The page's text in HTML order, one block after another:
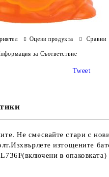
Оцени продукта Сравни
за Съответствие
Tweet
Не смесвайте стари с
изтощените
в опаковката)